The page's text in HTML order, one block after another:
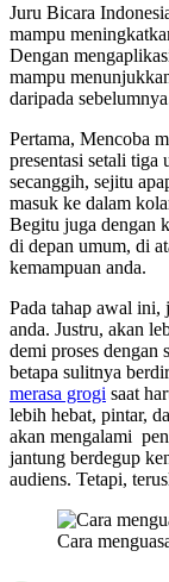
Juru Bicara
mampu
Dengan
mampu
daripada
Pertama, Mencoba
presentasi setali tiga
secanggih, sejitu
masuk ke dalam
Begitu juga dengan
di depan umum, di
kemampuan anda.
Pada tahap awal ini,
anda. Justru, akan
demi proses dengan
betapa sulitnya
merasa grogi saat
lebih hebat, pintar,
akan mengalami
jantung berdegup
audiens. Tetapi,
Cara